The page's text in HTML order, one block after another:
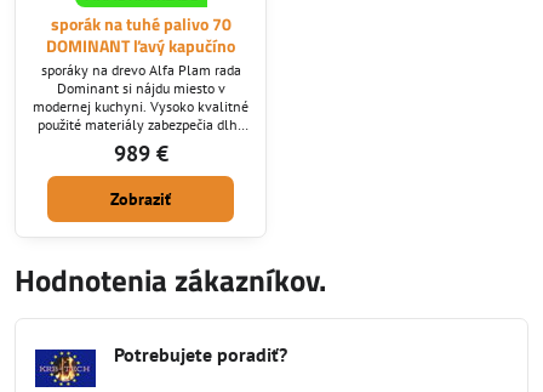
sporák na tuhé palivo 70
DOMINANT ľavý kapučíno
sporáky na drevo Alfa Plam rada
Dominant si nájdu miesto v
modernej kuchyni. Vysoko kvalitné
použité materiály zabezpečia dlhú
životnosť. Dymovod ktorý
potrebujete nám zadajte pri
vypisovaní objednávky: horný/
zadný /bočný. - ECO Design norma :
989 €
Zobraziť
Hodnotenia zákazníkov.
Potrebujete poradiť?